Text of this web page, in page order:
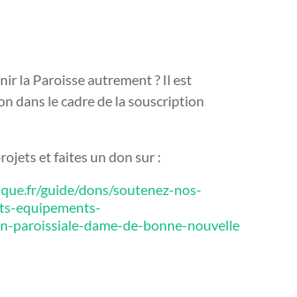
la Paroisse autrement ? Il est
dans le cadre de la souscription
et faites un don sur :
guide/dons/soutenez-nos-
equipements-
paroissiale-dame-de-bonne-nouvelle